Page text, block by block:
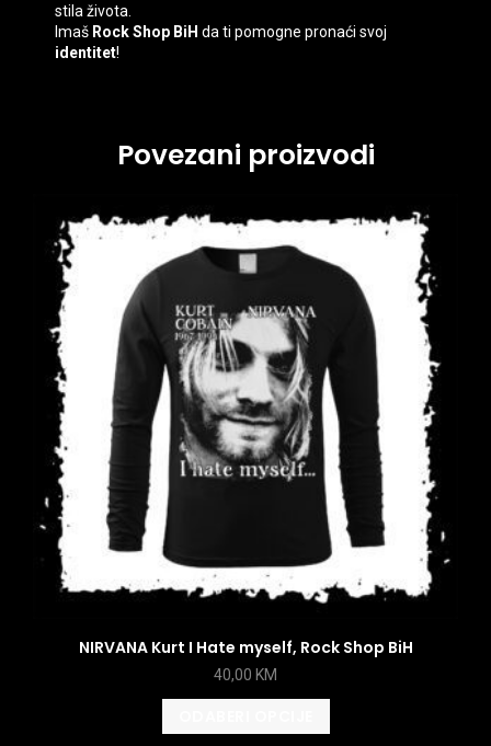
stila života.
Imaš Rock Shop BiH da ti pomogne pronaći svoj
identitet!
Povezani proizvodi
NIRVANA Kurt I Hate myself, Rock Shop BiH
40,00 KM